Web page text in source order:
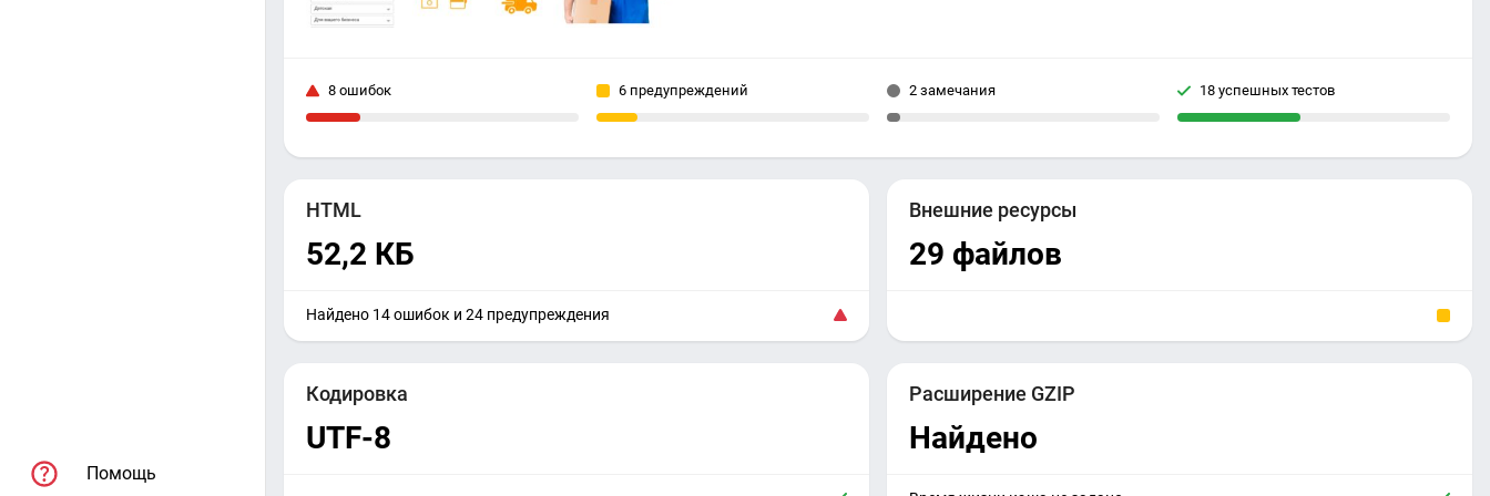
Помощь
8 ошибок 6 предупреждений 2 замечания 18 успешных тестов
HTML
52,2 КБ
Найдено 14 ошибок и 24 предупреждения
Внешние ресурсы
29 файлов
Кодировка
UTF-8
Расширение GZIP
Найдено